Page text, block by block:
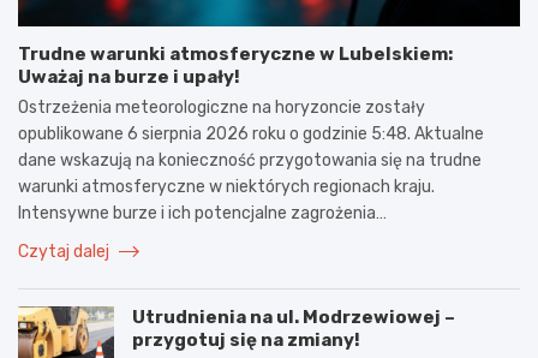
Trudne warunki atmosferyczne w Lubelskiem:
Uważaj na burze i upały!
Ostrzeżenia meteorologiczne na horyzoncie zostały
opublikowane 6 sierpnia 2026 roku o godzinie 5:48. Aktualne
dane wskazują na konieczność przygotowania się na trudne
warunki atmosferyczne w niektórych regionach kraju.
Intensywne burze i ich potencjalne zagrożenia…
Czytaj dalej
Utrudnienia na ul. Modrzewiowej –
przygotuj się na zmiany!